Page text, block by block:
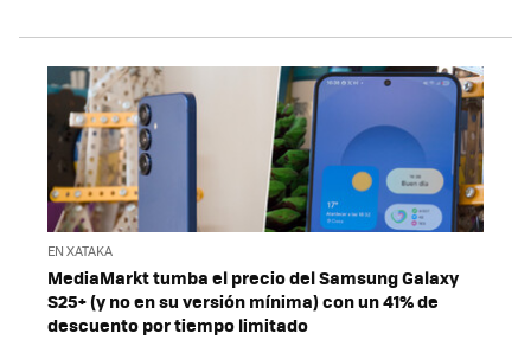
EN XATAKA
MediaMarkt tumba el precio del Samsung Galaxy
S25+ (y no en su versión mínima) con un 41% de
descuento por tiempo limitado